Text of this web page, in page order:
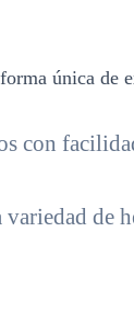
única de
con
de